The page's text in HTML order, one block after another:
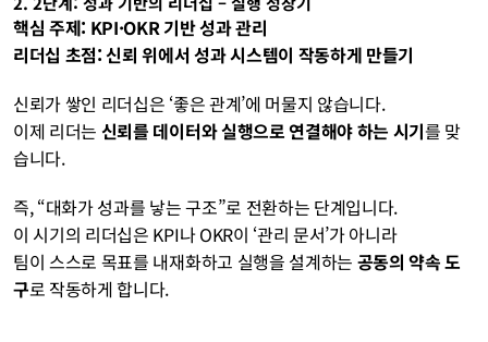
핵심 주제: KPI·OKR 기반 성과 관리
리더십 초점: 신뢰 위에서 성과 시스템이 작동하게 만들기
신뢰가 쌓인 리더십은 ‘좋은 관계’에 머물지 않습니다.
이제 리더는 신뢰를 데이터와 실행으로 연결해야 하는 시기를 맞
습니다.
즉, “대화가 성과를 낳는 구조”로 전환하는 단계입니다.
이 시기의 리더십은 KPI나 OKR이 ‘관리 문서’가 아니라
팀이 스스로 목표를 내재화하고 실행을 설계하는 공동의 약속 도
구로 작동하게 합니다.